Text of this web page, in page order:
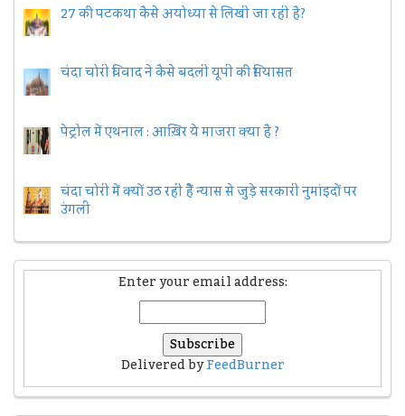
27 की पटकथा कैसे अयोध्या से लिखी जा रही है?
चंदा चोरी विवाद ने कैसे बदली यूपी की सियासत
पेट्रोल में एथनाल : आख़िर ये माजरा क्या है ?
चंदा चोरी में क्यों उठ रही हैैं न्यास से जुड़े सरकारी नुमांइदों पर
उंगली
Enter your email address:
Delivered byFeedBurner